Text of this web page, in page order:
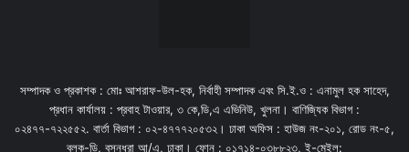
সম্পাদক ও প্রকাশক : মোঃ আশরাফ-উল-হক, নির্বাহী সম্পাদক এবং সি.ই.ও : এনামুল হক সাহেদ,
প্রধান কার্যালয় : প্রবাহ টাওয়ার, ৩ কে,ডি,এ এভিনিউ, খুলনা। বাণিজ্যিক বিভাগ :
০২৪৭৭-৭২২৫৫২. বার্তা বিভাগ : ০২-৪৭৭৭২০৫৩২। ঢাকা অফিস : হাউজ নং-২০১, রোড নং-৫,
ব্লক-ডি, বসুন্ধরা আ/এ, ঢাকা। ফোন : ০১৭১৪-০৩৮৮২৩, ই-মেইল: